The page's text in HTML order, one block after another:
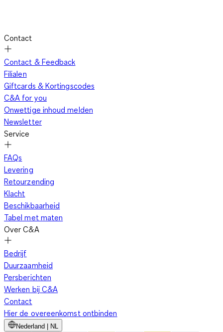
Contact
Contact & Feedback
Filialen
Giftcards & Kortingscodes
C&A for you
Onwettige inhoud melden
Newsletter
Service
FAQs
Levering
Retourzending
Klacht
Beschikbaarheid
Tabel met maten
Over C&A
Bedrijf
Duurzaamheid
Persberichten
Werken bij C&A
Contact
Hier de overeenkomst ontbinden
Nederland | NL